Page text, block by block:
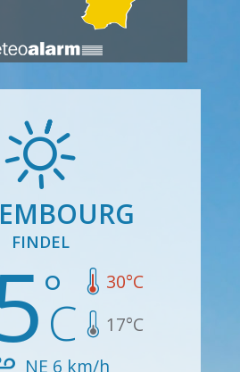
FINDEL
30°C
17°C
NE 6 km/h